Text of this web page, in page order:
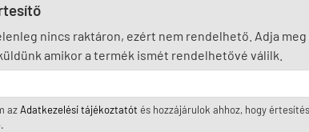
nincs raktáron, ezért nem rendelhető. Adja
amikor a termék ismét rendelhetővé válilk.
azAdatkezelési tájékoztatót és hozzájárulok ahhoz, hogy